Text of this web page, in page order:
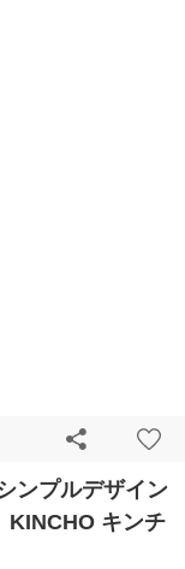
ンプルデザイン
KINCHO キンチ